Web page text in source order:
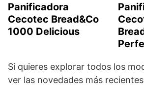
Panificadora
Cecotec Bread&Co
1000 Delicious
Si quieres explorar todos los
ver las novedades más